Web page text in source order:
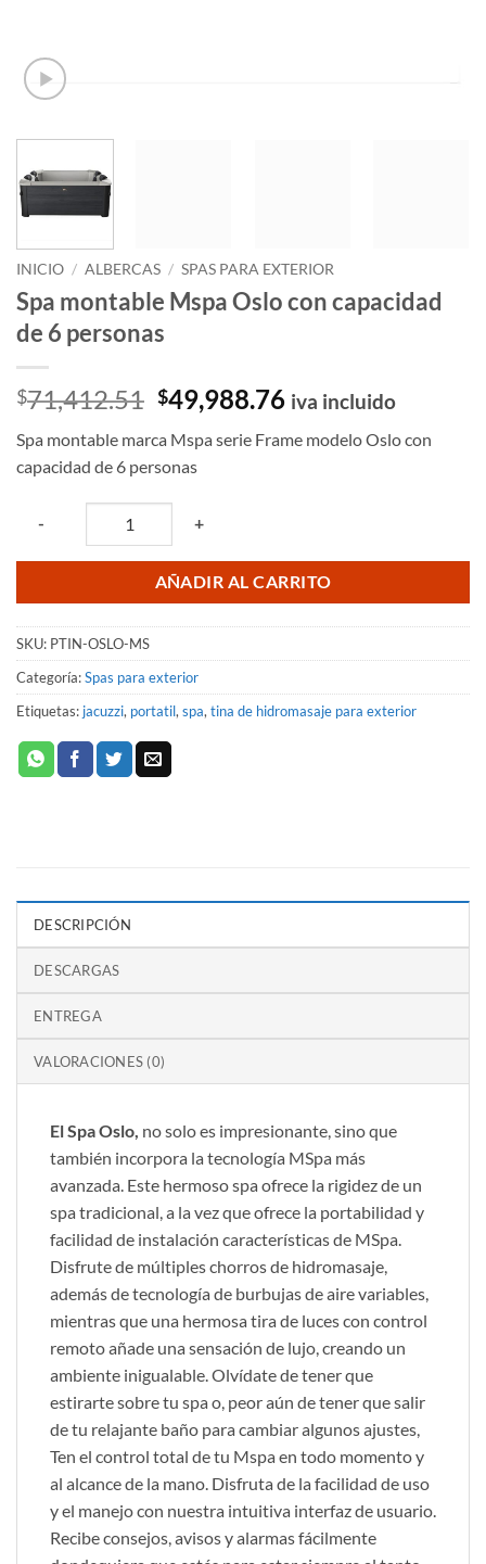
INICIO / ALBERCAS / SPAS PARA EXTERIOR
Spa montable Mspa Oslo con capacidad
de 6 personas
$71,412.51 El
precio
original
era:
$71,412.51.
$49,988.76El
actual
iva incluido
Spa montable marca Mspa serie Frame modelo Oslo con
capacidad de 6 personas
- +
AÑADIR AL CARRITO
SKU: PTIN-OSLO-MS
Categoría:Spas para exterior
Etiquetas: jacuzzi, portatil, spa, tina de hidromasaje para exterior
DESCRIPCIÓN
DESCARGAS
ENTREGA
VALORACIONES (0)
El Spa Oslo, no solo es impresionante, sino que
también incorpora la tecnología MSpa más
avanzada. Este hermoso spa ofrece la rigidez de un
spa tradicional, a la vez que ofrece la portabilidad y
facilidad de instalación características de MSpa.
Disfrute de múltiples chorros de hidromasaje,
además de tecnología de burbujas de aire variables,
mientras que una hermosa tira de luces con control
remoto añade una sensación de lujo, creando un
ambiente inigualable. Olvídate de tener que
estirarte sobre tu spa o, peor aún de tener que salir
de tu relajante baño para cambiar algunos ajustes,
Ten el control total de tu Mspa en todo momento y
al alcance de la mano. Disfruta de la facilidad de uso
y el manejo con nuestra intuitiva interfaz de usuario.
Recibe consejos, avisos y alarmas fácilmente